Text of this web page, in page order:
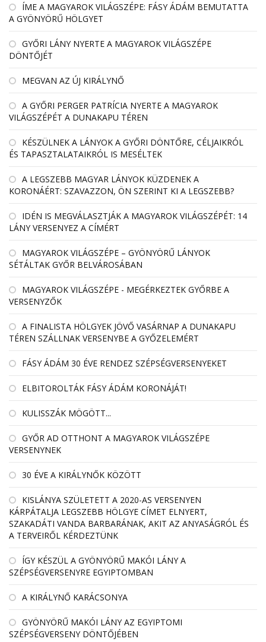
ÍME A MAGYAROK VILÁGSZÉPE: FÁSY ÁDÁM BEMUTATTA
A GYÖNYÖRŰ HÖLGYET
GYŐRI LÁNY NYERTE A MAGYAROK VILÁGSZÉPE
DÖNTŐJÉT
MEGVAN AZ ÚJ KIRÁLYNŐ
A GYŐRI PERGER PATRÍCIA NYERTE A MAGYAROK
VILÁGSZÉPÉT A DUNAKAPU TÉREN
KÉSZÜLNEK A LÁNYOK A GYŐRI DÖNTŐRE, CÉLJAIKRÓL
ÉS TAPASZTALATAIKRÓL IS MESÉLTEK
A LEGSZEBB MAGYAR LÁNYOK KÜZDENEK A
KORONÁÉRT: SZAVAZZON, ÖN SZERINT KI A LEGSZEBB?
IDÉN IS MEGVÁLASZTJÁK A MAGYAROK VILÁGSZÉPÉT: 14
LÁNY VERSENYEZ A CÍMÉRT
MAGYAROK VILÁGSZÉPE – GYÖNYÖRŰ LÁNYOK
SÉTÁLTAK GYŐR BELVÁROSÁBAN
MAGYAROK VILÁGSZÉPE - MEGÉRKEZTEK GYŐRBE A
VERSENYZŐK
A FINALISTA HÖLGYEK JÖVŐ VASÁRNAP A DUNAKAPU
TÉREN SZÁLLNAK VERSENYBE A GYŐZELEMÉRT
FÁSY ÁDÁM 30 ÉVE RENDEZ SZÉPSÉGVERSENYEKET
ELBITOROLTÁK FÁSY ÁDÁM KORONÁJÁT!
KULISSZÁK MÖGÖTT...
GYŐR AD OTTHONT A MAGYAROK VILÁGSZÉPE
VERSENYNEK
30 ÉVE A KIRÁLYNŐK KÖZÖTT
KISLÁNYA SZÜLETETT A 2020-AS VERSENYEN
KÁRPÁTALJA LEGSZEBB HÖLGYE CÍMET ELNYERT,
SZAKADÁTI VANDA BARBARÁNAK, AKIT AZ ANYASÁGRÓL ÉS
A TERVEIRŐL KÉRDEZTÜNK
ÍGY KÉSZÜL A GYÖNYÖRŰ MAKÓI LÁNY A
SZÉPSÉGVERSENYRE EGYIPTOMBAN
A KIRÁLYNŐ KARÁCSONYA
GYÖNYÖRŰ MAKÓI LÁNY AZ EGYIPTOMI
SZÉPSÉGVERSENY DÖNTŐJÉBEN